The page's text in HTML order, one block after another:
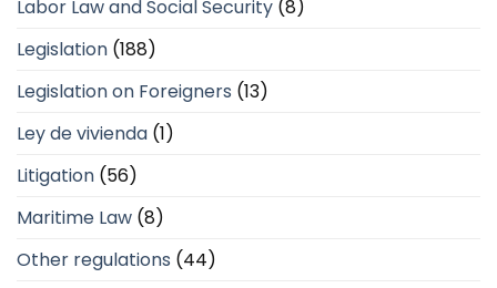
Labor Law and Social Security (8)
Legislation (188)
Legislation on Foreigners (13)
Ley de vivienda (1)
Litigation (56)
Maritime Law (8)
Other regulations (44)